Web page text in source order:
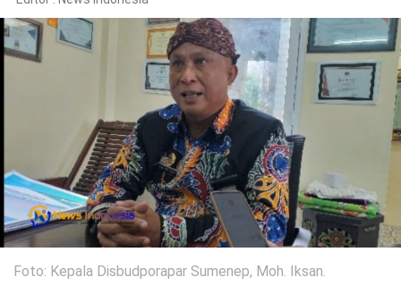
Korupsi
Politik
Kuliner
Iptek
Pendidikan Ilmiah
Foto: Kepala Disbudporapar Sumenep, Moh. Iksan.